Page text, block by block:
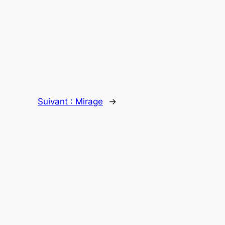
Suivant : Mirage →